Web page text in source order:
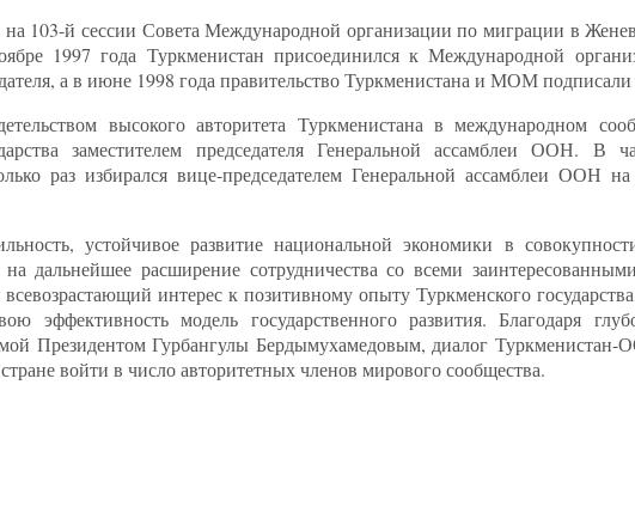
на 103-й сессии Совета Международной организации по миграции в
1997 года Туркменистан присоединился к Международной
а в июне 1998 года правительство Туркменистана и МОМ подписали
высокого авторитета Туркменистана в международном
заместителем председателя Генеральной ассамблеи ООН. В
раз избирался вице-председателем Генеральной ассамблеи
устойчивое развитие национальной экономики в
на дальнейшее расширение сотрудничества со всеми
всевозрастающий интерес к позитивному опыту Туркменского
эффективность модель государственного развития. Благодаря
Президентом Гурбангулы Бердымухамедовым, диалог
войти в число авторитетных членов мирового сообщества.